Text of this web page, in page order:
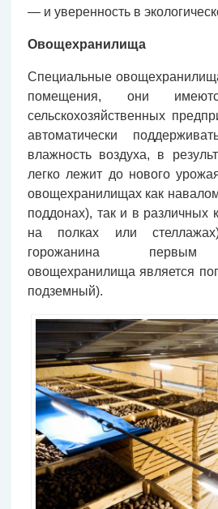
— и уверенность в
Овощехранилища
Специальные
помещения, они
сельскохозяйственных
автоматически
влажность воздуха, в
легко лежит до нового
овощехранилищах как
поддонах), так и в различных
на полках или
горожанина первым
овощехранилища является
подземный).